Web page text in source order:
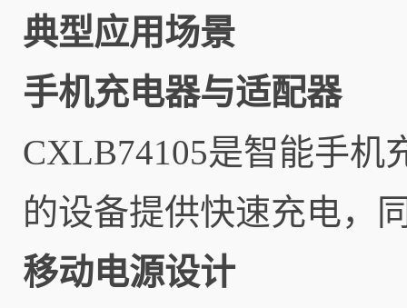
典型应用场景
手机充电器与适配器
CXLB74105是智能手机
的设备提供快速充电，
移动电源设计